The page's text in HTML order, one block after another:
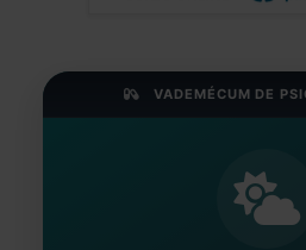
VADEMÉCUM DE